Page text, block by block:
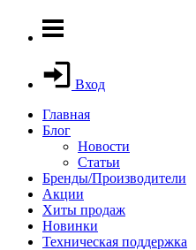
Вход
Главная
Блог
Новости
Статьи
Бренды/Производители
Акции
Хиты продаж
Новинки
Техническая поддержка